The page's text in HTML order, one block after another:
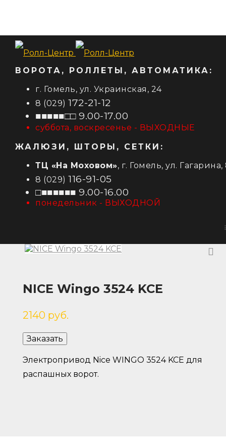
ВОРОТА, РОЛЛЕТЫ, АВТОМАТИКА:
г. Гомель, ул. Украинская, 24
8 (029) 172-21-12
■■■■■□□ 9.00-17.00
суббота, воскресенье - ВЫХОДНЫЕ
ЖАЛЮЗИ, ШТОРЫ, СЕТКИ:
ТЦ «На Моховом», г. Гомель, ул. Гагарина,
8 (029) 116-91-05
□■■■■■■ 9.00-16.00
понедельник - ВЫХОДНОЙ
NICE Wingo 3524 KCE
2140 руб.
Заказать
Электропривод Nice WINGO 3524 KCE для
распашных ворот.